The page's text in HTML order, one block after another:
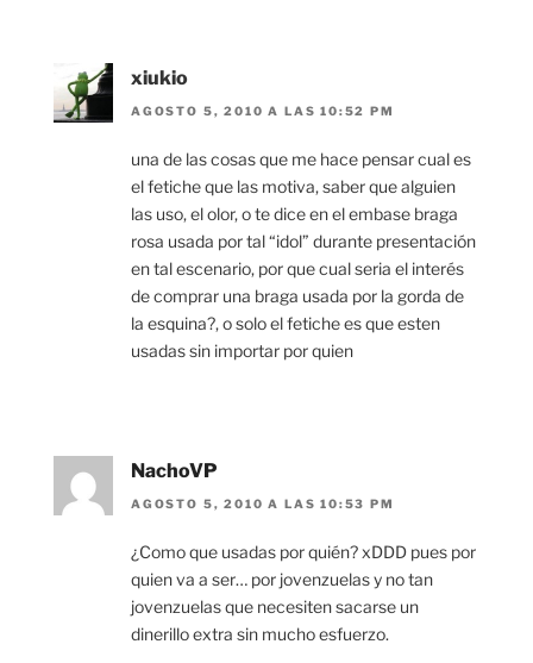
xiukio
AGOSTO 5, 2010 A LAS 10:52 PM
una de las cosas que me hace pensar cual es
el fetiche que las motiva, saber que alguien
las uso, el olor, o te dice en el embase braga
rosa usada por tal “idol” durante presentación
en tal escenario, por que cual seria el interés
de comprar una braga usada por la gorda de
la esquina?, o solo el fetiche es que esten
usadas sin importar por quien
NachoVP
AGOSTO 5, 2010 A LAS 10:53 PM
¿Como que usadas por quién? xDDD pues por
quien va a ser… por jovenzuelas y no tan
jovenzuelas que necesiten sacarse un
dinerillo extra sin mucho esfuerzo.